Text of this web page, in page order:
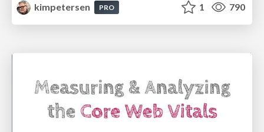
kimpetersen
PRO 1 790